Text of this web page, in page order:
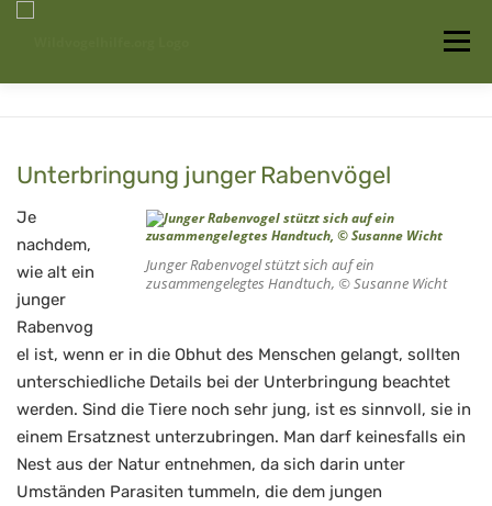
Menü
Auffangstationen
Unterbringung junger Rabenvögel
Junger Rabenvogel stützt sich auf ein
zusammengelegtes Handtuch, © Susanne Wicht
Je
nachdem,
wie alt ein
junger
Rabenvog
el ist, wenn er in die Obhut des Menschen gelangt, sollten
unterschiedliche Details bei der Unterbringung beachtet
werden. Sind die Tiere noch sehr jung, ist es sinnvoll, sie in
einem Ersatznest unterzubringen. Man darf keinesfalls ein
Nest aus der Natur entnehmen, da sich darin unter
Umständen Parasiten tummeln, die dem jungen